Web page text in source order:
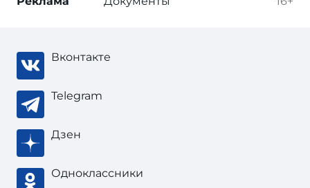
Вконтакте
Telegram
Дзен
Одноклассники